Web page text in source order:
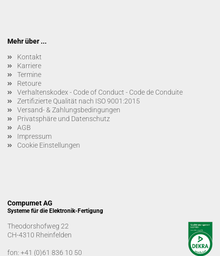
Mehr über ...
Kontakt
Karriere
Termine
Retoure
Verhaltenskodex - Code of Conduct - Code de Conduite
Zertifizierte Qualität nach ISO 9001:2015
Versand- & Zahlungsbedingungen
Privatsphäre und Datenschutz
AGB
Impressum
Cookie Einstellungen
Compumet AG
Systeme für die Elektronik-Fertigung
Theodorshofweg 22
CH-4310 Rheinfelden
fon: +41 (0)61 836 10 50